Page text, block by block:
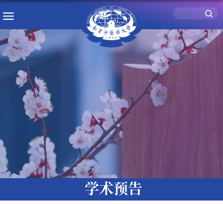
学术预告